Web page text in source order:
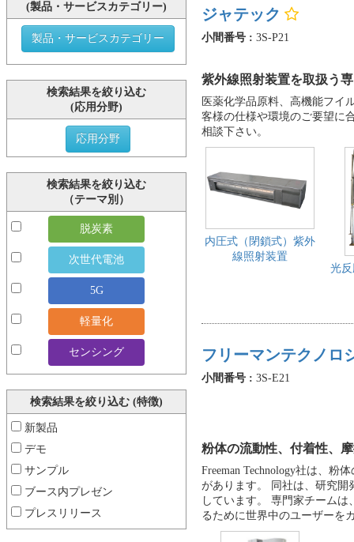
(製品・サービスカテゴリー)
製品・サービスカテゴリー
検索結果を絞り込む
(応用分野)
応用分野
検索結果を絞り込む
（テーマ別）
脱炭素
次世代電池
5G
軽量化
センシング
検索結果を絞り込む (特徴)
新製品
デモ
サンプル
ブース内プレゼン
プレスリリース
ジャテック
小間番号 : 3S-P21
紫外線照射装置を取扱う
医薬化学品原料、高機能フイ
客様の仕様や環境のご要望に
相談下さい。
内圧式（閉鎖式）紫外
線照射装置
光
フリーマンテクノ
小間番号 : 3S-E21
粉体の流動性、付着性、
Freeman Technology社は、粉
があります。 同社は、研究開
しています。 専門家チーム
るために世界中のユーザーを